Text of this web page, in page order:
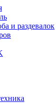
и раздевалок